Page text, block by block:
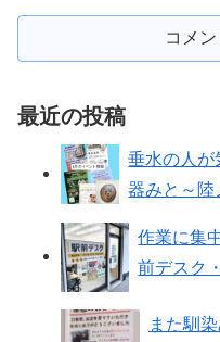
コメ
最近の投稿
垂水の人が
器みと～
作業に集
前デスク
また馴